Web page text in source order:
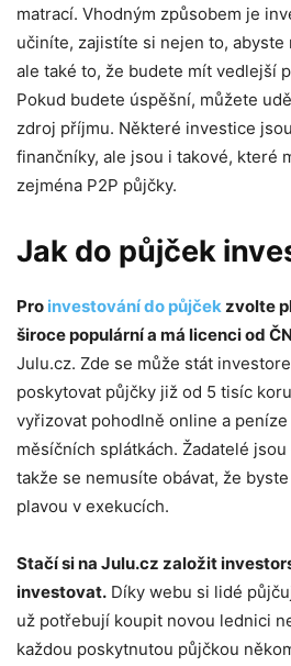
matrací. Vhodným způsobem je
učiníte, zajistíte si nejen to,
ale také to, že budete mít vedlejší
Pokud budete úspěšní, můžete
zdroj příjmu. Některé investice
finančníky, ale jsou i takové, které
zejména P2P půjčky.
Jak do půjček
Pro investování do půjčekzvolte
široce populární a má licenci od
Julu.cz. Zde se může stát
poskytovat půjčky již od 5 tisíc
vyřizovat pohodlně online a
měsíčních splátkách. Žadatelé
takže se nemusíte obávat, že
plavou v exekucích.
Stačí si na Julu.cz založit
investovat. Díky webu si lidé
už potřebují koupit novou lednici
každou poskytnutou půjčkou